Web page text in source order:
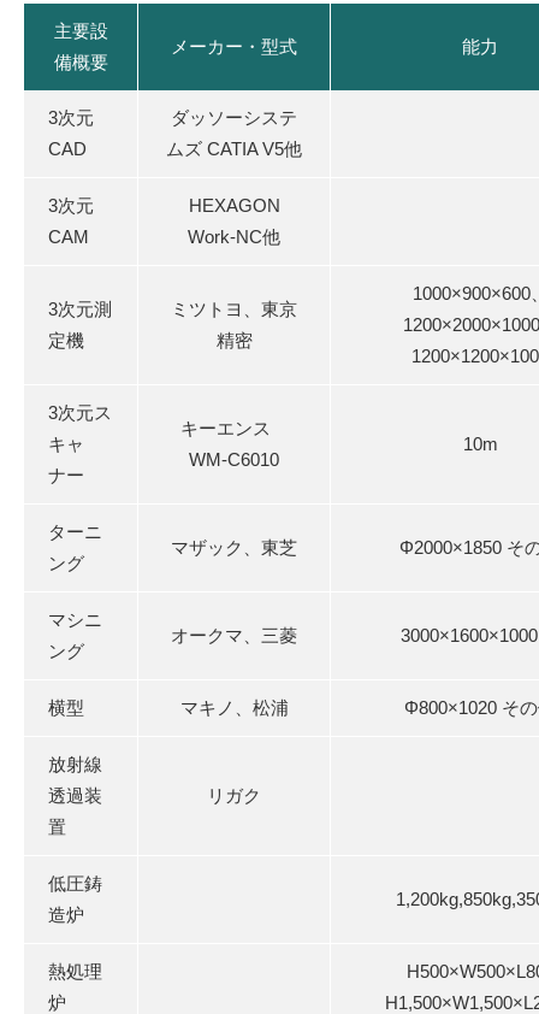
主要設
備概要
メーカー・型式 能力
3次元
CAD
ダッソーシステ
ムズ CATIA V5他
3次元
CAM
HEXAGON
Work-NC他
3次元測
定機
ミツトヨ、東京
精密
1000×900×600
3次元ス
キャ
ナー
キーエンス
WM-C6010
10m
ターニ
ング
マザック、東芝 Φ2000×1850 そ
マシニ
ング
オークマ、三菱
横型 マキノ、松浦 Φ800×1020 そ
放射線
透過装
置
リガク
低圧鋳
造炉
熱処理
炉